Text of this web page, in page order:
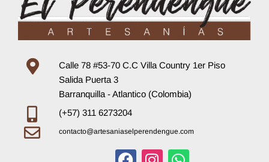
Calle 78 #53-70 C.C Villa Country 1er Piso
Salida Puerta 3
Barranquilla - Atlantico (Colombia)
(+57) 311 6273204
contacto@artesaniaselperendengue.com